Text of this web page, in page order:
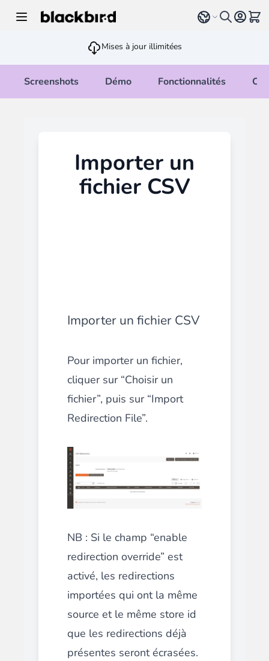
Select language
Voir
Mises à jour illimitées
Screenshots Démo Fonctionnalités
Importer un
fichier CSV
Importer un fichier CSV
Pour importer un fichier,
cliquer sur “Choisir un
fichier”, puis sur “Import
Redirection File”.
NB : Si le champ “enable
redirection override” est
activé, les redirections
importées qui ont la même
source et le même store id
que les redirections déjà
présentes seront écrasées.